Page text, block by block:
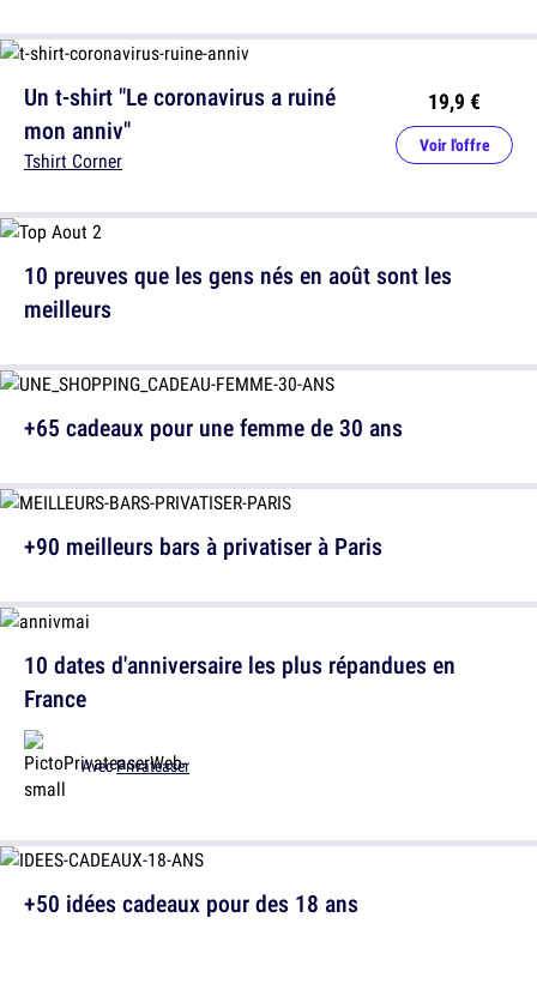
10 preuves que les gens nés en août sont les
meilleurs
+90 meilleurs bars à privatiser à Paris
+50 idées cadeaux pour des 18 ans
Un t-shirt "Le coronavirus a ruiné
mon anniv"
Tshirt Corner
19,9 €
Voir l'offre
+65 cadeaux pour une femme de 30 ans
10 dates d'anniversaire les plus répandues en
France
AvecPrivateaser